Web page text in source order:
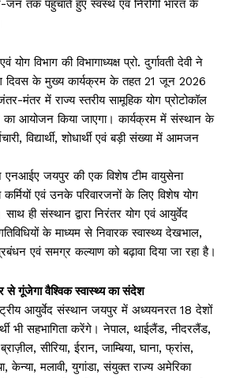
जन तक पहुंचाते हुए स्वस्थ एवं निरोगी भारत के
विभाग की विभागाध्यक्ष प्रो. दुर्गावती देवी ने
दिवस के मुख्य कार्यक्रम के तहत 21 जून 2026
मंतर में राज्य स्तरीय सामूहिक योग प्रोटोकॉल
का आयोजन किया जाएगा। कार्यक्रम में संस्थान के
विद्यार्थी, शोधार्थी एवं बड़ी संख्या में आमजन
एनआईए जयपुर की एक विशेष टीम वायुसेना
एवं उनके परिवारजनों के लिए विशेष योग
ही संस्थान द्वारा निरंतर योग एवं आयुर्वेद
के माध्यम से निवारक स्वास्थ्य देखभाल,
एवं समग्र कल्याण को बढ़ावा दिया जा रहा है।
गूंजेगा वैश्विक स्वास्थ्य का संदेश
आयुर्वेद संस्थान जयपुर में अध्ययनरत 18 देशों
भी सहभागिता करेंगे। नेपाल, थाईलैंड, नीदरलैंड,
सीरिया, ईरान, जाम्बिया, घाना, फ्रांस,
केन्या, मलावी, युगांडा, संयुक्त राज्य अमेरिका